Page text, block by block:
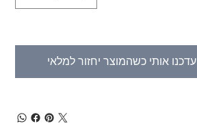
עדכנו אותי כשהמוצר יחזור למלאי